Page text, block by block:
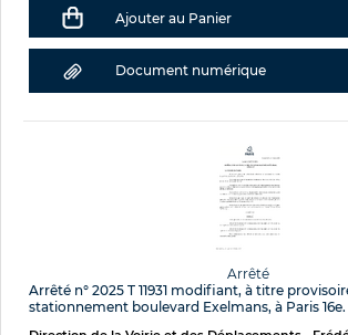
Ajouter au Panier
Document numérique
Arrêté
Arrêté n° 2025 T 11931 modifiant, à titre
stationnement boulevard Exelmans, à Paris 16e.